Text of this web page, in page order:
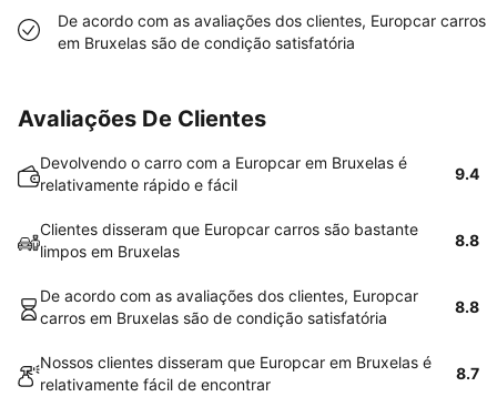
De acordo com as avaliações dos clientes, Europcar carros
em Bruxelas são de condição satisfatória
Avaliações De Clientes
Devolvendo o carro com a Europcar em Bruxelas é
relativamente rápido e fácil
9.4
Clientes disseram que Europcar carros são bastante
limpos em Bruxelas
8.8
De acordo com as avaliações dos clientes, Europcar
carros em Bruxelas são de condição satisfatória
8.8
Nossos clientes disseram que Europcar em Bruxelas é
relativamente fácil de encontrar
8.7